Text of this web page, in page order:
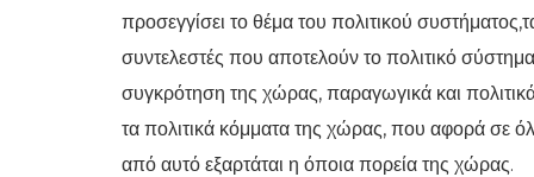
προσεγγίσει το θέμα του πολιτικού
συντελεστές που αποτελούν το πολιτικό
συγκρότηση της χώρας, παραγωγικά και
τα πολιτικά κόμματα της χώρας, που αφορά σε
από αυτό εξαρτάται η όποια πορεία της χώρας.